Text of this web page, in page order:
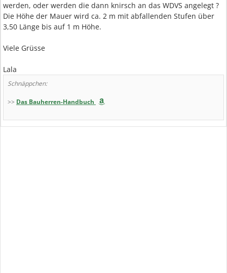
werden, oder werden die dann knirsch an das WDVS angelegt ?
Die Höhe der Mauer wird ca. 2 m mit abfallenden Stufen über
3,50 Länge bis auf 1 m Höhe.
Viele Grüsse
Lala
Schnäppchen:
>> Das Bauherren-Handbuch